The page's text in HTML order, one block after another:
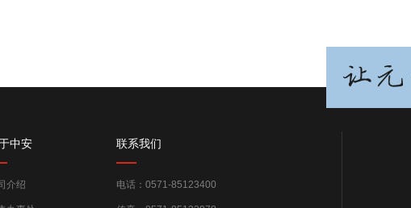
中安
介绍
联系我们
电话：0571-85123400